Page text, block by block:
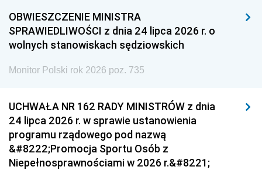
OBWIESZCZENIE MINISTRA
SPRAWIEDLIWOŚCI z dnia 24 lipca 2026 r. o
wolnych stanowiskach sędziowskich
Monitor Polski rok 2026 poz. 735
UCHWAŁA NR 162 RADY MINISTRÓW z dnia
24 lipca 2026 r. w sprawie ustanowienia
programu rządowego pod nazwą
&#8222;Promocja Sportu Osób z
Niepełnosprawnościami w 2026 r.&#8221;